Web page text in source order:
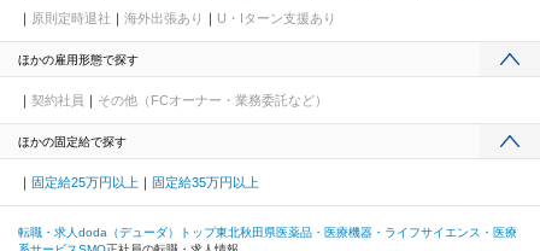
原則定時退社
海外出張あり U・Iターン支援あり
ほかの雇用形態で探す
契約社員 その他（FCオーナー・業務委託など）
ほかの固定給で探す
固定給25万円以上 固定給35万円以上
転職・求人doda（デューダ）トップ東北秋田県医薬品・医療機器・ライフサイエンス・医療